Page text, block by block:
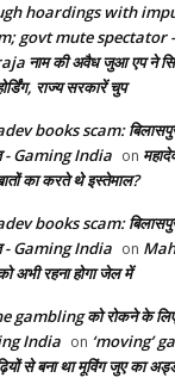
hoardings with
govt mute spectator
नाम की अवैध जुआ एप ने
राज्य सरकारें चुप
books scam: बिलासपुर
- Gaming India on
का करते थे इस्तेमाल?
books scam: बिलासपुर
- Gaming India on
अभी रहना होगा जेल में
gambling को रोकने के लिए
India on ‘moving’
से बना था मूविंग जुए का